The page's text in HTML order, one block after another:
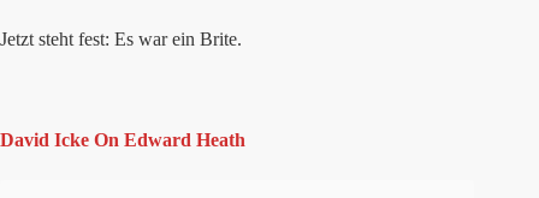
Jetzt steht fest: Es war ein Brite.
David Icke On Edward Heath